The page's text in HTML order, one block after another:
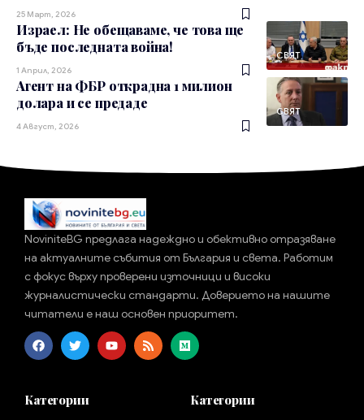
25 Март, 2026
СВЯТ
Израел: Не обещаваме, че това ще
бъде последната война!
1 Април, 2026
СВЯТ
Агент на ФБР открадна 1 милион
долара и се предаде
4 Август, 2026
NoviniteBG предлага надеждно и обективно отразяване
на актуалните събития от България и света. Работим
с фокус върху проверени източници и високи
журналистически стандарти. Доверието на нашите
читатели е наш основен приоритет.
Категории Категории